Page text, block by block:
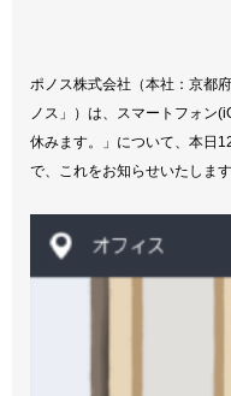
ポノス株式会社（本社：京都
ノス」）は、スマートフォン
休みます。」について、本日
で、これをお知らせいたします